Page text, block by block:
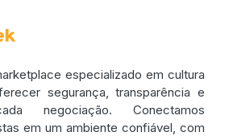
especializado em cultura
segurança, transparência e
negociação. Conectamos
em um ambiente confiável, com